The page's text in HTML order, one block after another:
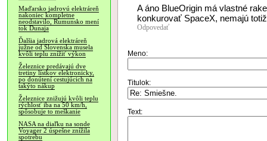
Maďarsko jadrovú elektráreň
nakoniec kompletne
neodstavilo, Rumunsko mení
tok Dunaja
Ďalšia jadrová elektráreň
južne od Slovenska musela
kvôli teplu znížiť výkon
Železnice predávajú dve
tretiny lístkov elektronicky,
po donútení cestujúcich na
takýto nákup
Železnice znižujú kvôli teplu
rýchlosť iba na 50 km/h,
spôsobuje to meškanie
NASA na diaľku na sonde
Voyager 2 úspešne znížila
spotrebu
A áno BlueOrigin má vlastné
konkurovať SpaceX, nemajú
Odpovedať
Meno:
Titulok:
Text: